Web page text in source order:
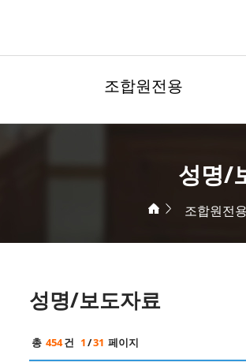
조합원전용
성명/
조합원전용
성명/보도자료
총 454건 1/31 페이지